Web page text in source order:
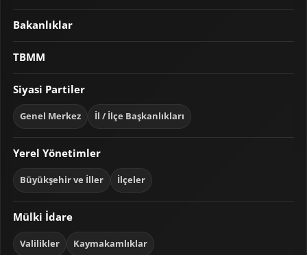
Bakanlıklar
TBMM
Siyasi Partiler
Genel Merkez İl / İlçe Başkanlıkları
Yerel Yönetimler
Büyükşehir ve İller İlçeler
Mülki İdare
Valilikler Kaymakamlıklar